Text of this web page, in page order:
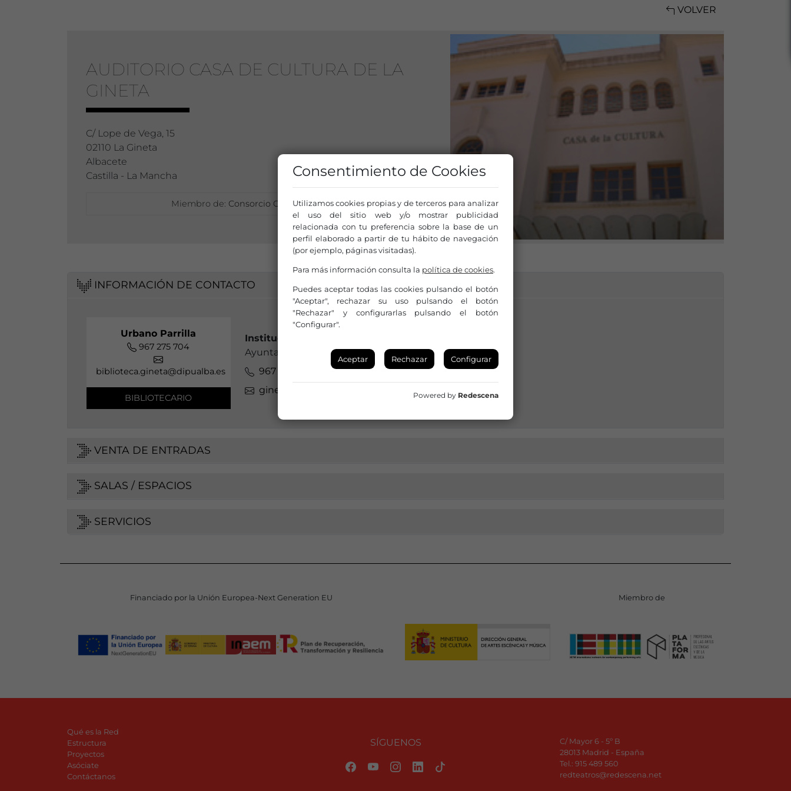
VOLVER
AUDITORIO CASA DE CULTURA DE LA
GINETA
C/ Lope de Vega, 15
02110 La Gineta
Albacete
Castilla - La Mancha
Miembro de: Consorcio Cultural Albacete
INFORMACIÓN DE CONTACTO
Urbano Parrilla
967 275 704
biblioteca.gineta@dipualba.es
BIBLIOTECARIO
Institución a la que pertenece:
Ayuntamiento
967 275 704
gineta@dipualba.es
VENTA DE ENTRADAS
SALAS / ESPACIOS
SERVICIOS
Financiado por la Unión Europea-Next Generation EU Miembro de
Qué es la Red
Estructura
Proyectos
Asóciate
Contáctanos
SÍGUENOS
C/ Mayor 6 - 5º B
28013 Madrid - España
Tel.: 915 489 560
redteatros@redescena.net
Consentimiento de Cookies
Utilizamos cookies propias y de terceros para analizar
el uso del sitio web y/o mostrar publicidad
relacionada con tu preferencia sobre la base de un
perfil elaborado a partir de tu hábito de navegación
(por ejemplo, páginas visitadas).
Para más información consulta la política de cookies.
Puedes aceptar todas las cookies pulsando el botón
"Aceptar", rechazar su uso pulsando el botón
"Rechazar" y configurarlas pulsando el botón
"Configurar".
Aceptar Rechazar Configurar
Powered by Redescena